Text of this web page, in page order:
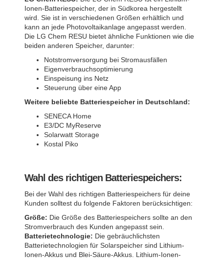
Ionen-Batteriespeicher, der in Südkorea hergestellt
wird. Sie ist in verschiedenen Größen erhältlich und
kann an jede Photovoltaikanlage angepasst werden.
Die LG Chem RESU bietet ähnliche Funktionen wie die
beiden anderen Speicher, darunter:
Notstromversorgung bei Stromausfällen
Eigenverbrauchsoptimierung
Einspeisung ins Netz
Steuerung über eine App
Weitere beliebte Batteriespeicher in Deutschland:
SENECA Home
E3/DC MyReserve
Solarwatt Storage
Kostal Piko
Wahl des richtigen Batteriespeichers:
Bei der Wahl des richtigen Batteriespeichers für deine
Kunden solltest du folgende Faktoren berücksichtigen:
Größe: Die Größe des Batteriespeichers sollte an den
Stromverbrauch des Kunden angepasst sein.
Batterietechnologie: Die gebräuchlichsten
Batterietechnologien für Solarspeicher sind Lithium-
Ionen-Akkus und Blei-Säure-Akkus. Lithium-Ionen-